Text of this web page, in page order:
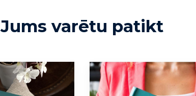
Jums varētu patikt